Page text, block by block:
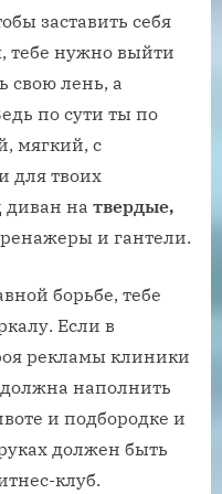
заставить себя
тебе нужно выйти
свою лень, а
по сути ты по
мягкий, с
для твоих
диван на твердые,
и гантели.
борьбе, тебе
Если в
рекламы клиники
наполнить
и подбородке и
должен быть
клуб.